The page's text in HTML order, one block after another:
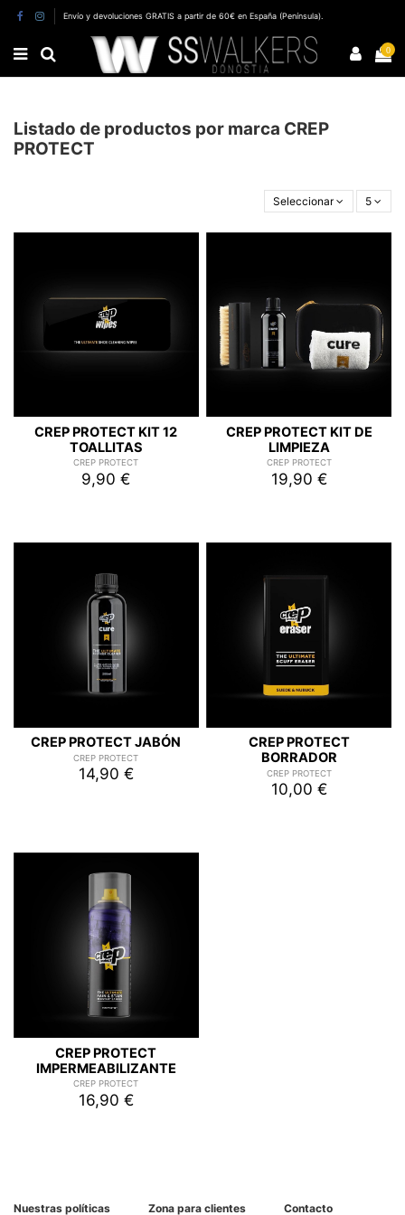
Envío y devoluciones GRATIS a partir de 60€ en España (Península).
0
Listado de productos por marca CREP
PROTECT
Seleccionar 5
CREP PROTECT KIT 12
TOALLITAS
CREP PROTECT
9,90 €
CREP PROTECT KIT DE
LIMPIEZA
CREP PROTECT
19,90 €
CREP PROTECT JABÓN
CREP PROTECT
14,90 €
CREP PROTECT
BORRADOR
CREP PROTECT
10,00 €
CREP PROTECT
IMPERMEABILIZANTE
CREP PROTECT
16,90 €
Nuestras políticas Zona para clientes Contacto